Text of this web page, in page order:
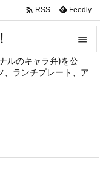
ルのキャラ弁)を公
、ランチプレート、ア


メニュ
サイド

 RSS Feedly